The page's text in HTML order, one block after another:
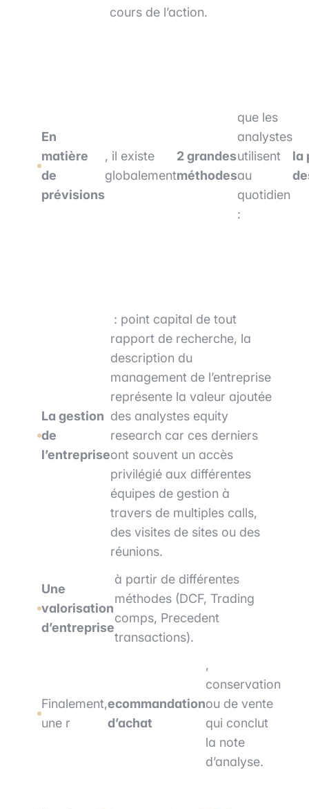
cours de l’action.
En
matière
de
prévisions
, il existe
globalement
2 grandes
méthodes
que les
analystes
utilisent
au
quotidien
:
la
La gestion
de
l’entreprise
: point capital de tout
rapport de recherche, la
description du
management de l’entreprise
représente la valeur ajoutée
des analystes equity
research car ces derniers
ont souvent un accès
privilégié aux différentes
équipes de gestion à
travers de multiples calls,
des visites de sites ou des
réunions.
Une
valorisation
d’entreprise
à partir de différentes
méthodes (DCF, Trading
comps, Precedent
transactions).
Finalement,
une r
ecommandation
d’achat
,
conservation
ou de vente
qui conclut
la note
d’analyse.